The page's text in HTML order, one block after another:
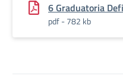
6 Graduatoria
pdf - 782 kb